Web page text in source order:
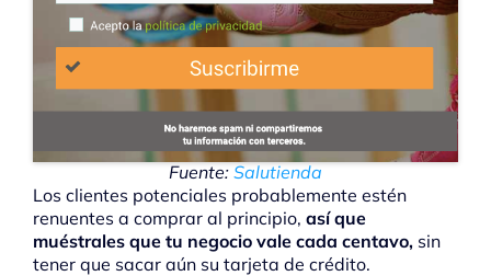
Fuente: Salutienda
Los clientes potenciales probablemente estén
renuentes a comprar al principio, así que
muéstrales que tu negocio vale cada centavo, sin
tener que sacar aún su tarjeta de crédito.